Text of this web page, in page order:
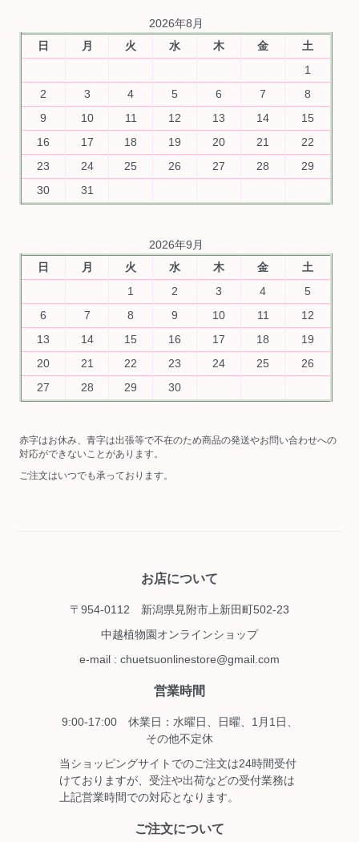
2026年8月
日
月 火 水 木 金
土
1
2
3 4 5 6 7
8
9
10 11 12 13 14
15
16
17 18 19 20 21
22
23
24 25 26 27 28
29
30
31
2026年9月
日
月 火 水 木 金
土
1
2 3 4
5
6
7 8 9 10 11
12
13
14 15 16 17 18
19
20
21 22 23 24 25
26
27
28 29 30
赤字はお休み、青字は出張等で不在のため商品の発送やお問い合わせへの
対応ができないことがあります。
ご注文はいつでも承っております。
お店について
〒954-0112 新潟県見附市上新田町502-23
中越植物園オンラインショップ
e-mail : chuetsuonlinestore@gmail.com
営業時間
9:00-17:00 休業日：水曜日、日曜、1月1日、
その他不定休
当ショッピングサイトでのご注文は24時間受付
けておりますが、受注や出荷などの受付業務は
上記営業時間での対応となります。
ご注文について